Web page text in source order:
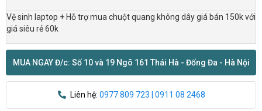
Vệ sinh laptop + Hỗ trợ mua chuột quang không dây giá bán 150k với
giá siêu rẻ 60k
MUA NGAY Đ/c: Số 10 và 19 Ngõ 161 Thái Hà - Đống Đa - Hà Nội
Liên hệ: 0977 809 723 | 0911 08 2468